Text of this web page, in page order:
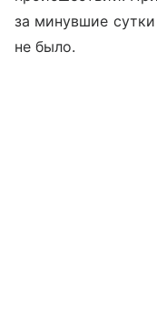
за минувшие
не было.